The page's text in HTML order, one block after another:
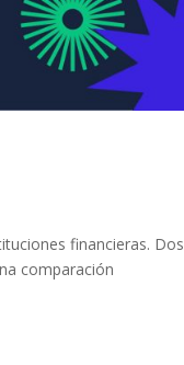
financieras. Dos
comparación